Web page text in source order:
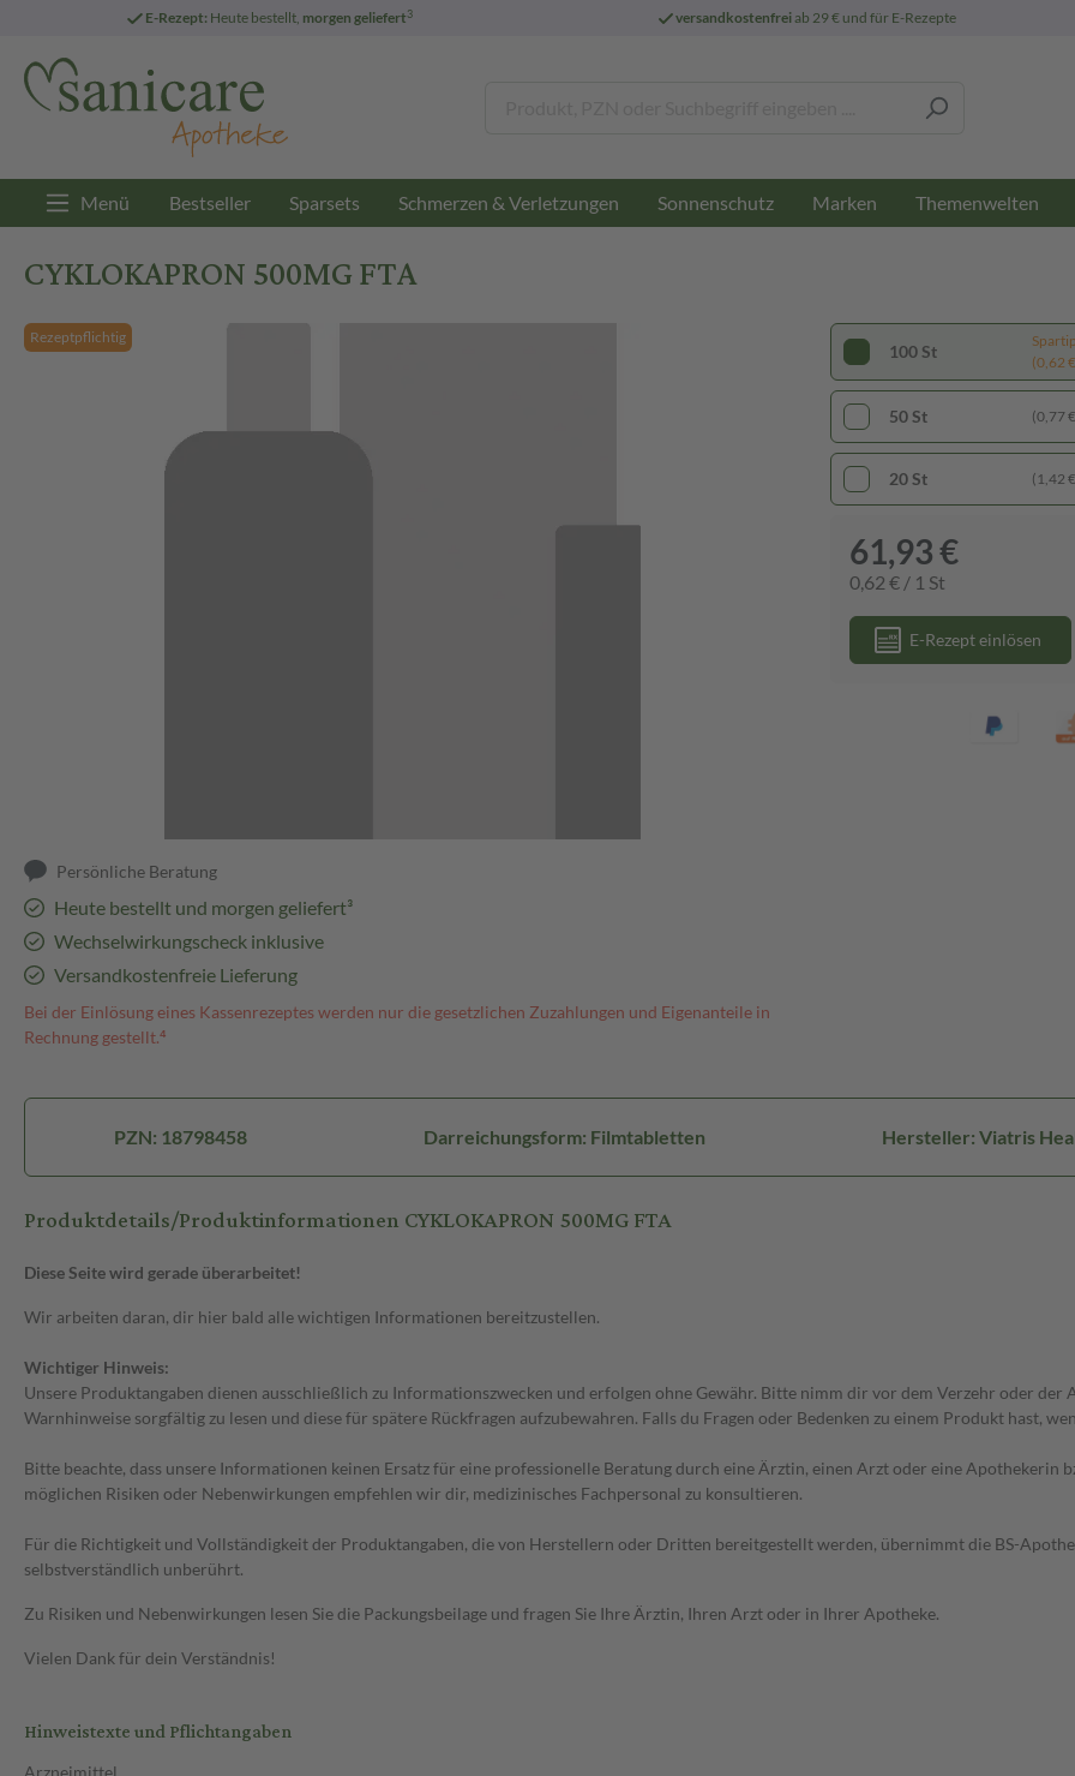
E-Rezept: Heute bestellt, morgen geliefert3 versandkostenfreiab 29 € und für E-Rezepte
Menü Bestseller Sparsets Schmerzen & Verletzungen Sonnenschutz Marken Themenwelten
CYKLOKAPRON 500MG FTA
Rezeptpflichtig
Persönliche Beratung
Heute bestellt und morgen geliefert³
Wechselwirkungscheck inklusive
Versandkostenfreie Lieferung
Bei der Einlösung eines Kassenrezeptes werden nur die gesetzlichen Zuzahlungen und Eigenanteile in
Rechnung gestellt.⁴
100 St
(0,62
50 St (0,77
20 St (1,42
61,93 €
0,62 € / 1 St
E-Rezept einlösen
PZN: 18798458 Darreichungsform: Filmtabletten Hersteller: Viatris
Produktdetails/Produktinformationen CYKLOKAPRON 500MG FTA
Diese Seite wird gerade überarbeitet!
Wir arbeiten daran, dir hier bald alle wichtigen Informationen bereitzustellen.
Wichtiger Hinweis:
Unsere Produktangaben dienen ausschließlich zu Informationszwecken und erfolgen ohne Gewähr. Bitte nimm dir vor dem Verzehr oder
Warnhinweise sorgfältig zu lesen und diese für spätere Rückfragen aufzubewahren. Falls du Fragen oder Bedenken zu einem Produkt hast,
Bitte beachte, dass unsere Informationen keinen Ersatz für eine professionelle Beratung durch eine Ärztin, einen Arzt oder eine Apothekerin
möglichen Risiken oder Nebenwirkungen empfehlen wir dir, medizinisches Fachpersonal zu konsultieren.
Für die Richtigkeit und Vollständigkeit der Produktangaben, die von Herstellern oder Dritten bereitgestellt werden, übernimmt die BS-
selbstverständlich unberührt.
Zu Risiken und Nebenwirkungen lesen Sie die Packungsbeilage und fragen Sie Ihre Ärztin, Ihren Arzt oder in Ihrer Apotheke.
Vielen Dank für dein Verständnis!
Hinweistexte und Pflichtangaben
Arzneimittel